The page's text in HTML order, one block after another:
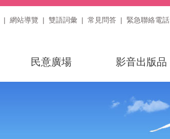
網站導覽 雙語詞彙 常見問答 緊急聯絡電話
民意廣場 影音出版品